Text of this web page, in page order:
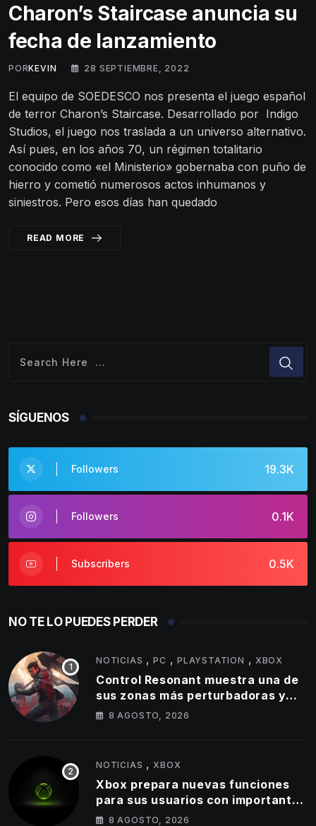
Charon’s Staircase anuncia su
fecha de lanzamiento
PORKEVIN 28 SEPTIEMBRE, 2022
El equipo de SOEDESCO nos presenta el juego español
de terror Charon’s Staircase. Desarrollado por Indigo
Studios, el juego nos traslada a un universo alternativo.
Así pues, en los años 70, un régimen totalitario
conocido como «el Ministerio» gobernaba con puño de
hierro y cometió numerosos actos inhumanos y
siniestros. Pero esos días han quedado
READ MORE
SÍGUENOS
19.3K
Followers
0.1K
Followers
0.5K
Subscribers
NO TE LO PUEDES PERDER
NOTICIAS ,PC ,PLAYSTATION , XBOX
Control Resonant muestra una de
sus zonas más perturbadoras y
revela nuevos detalles de su
8 AGOSTO, 2026
NOTICIAS , XBOX
Xbox prepara nuevas funciones
para sus usuarios con importantes
cambios en capturas y logros
8 AGOSTO, 2026